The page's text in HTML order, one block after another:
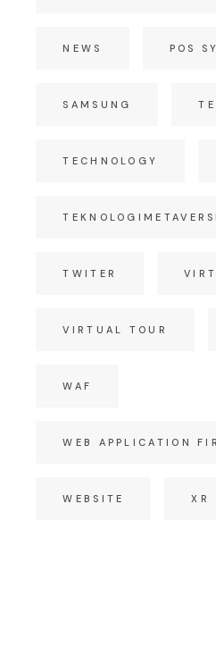
NEWS POS
SAMSUNG
TECHNOLOGY
TWITER
VIRTUAL TOUR
WAF
WEB APPLICATION
WEBSITE XR